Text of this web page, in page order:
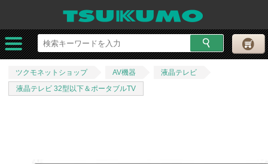
ツクモネットショップ AV機器
液晶テレビ
液晶テレビ 32型以下＆ポータブルTV